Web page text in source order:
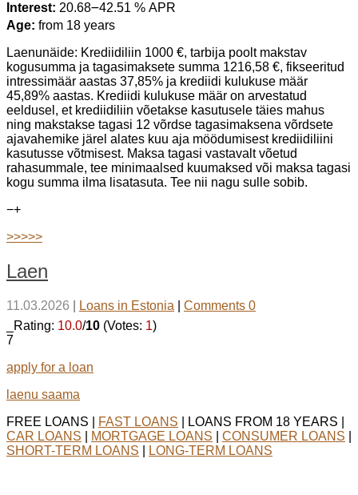
Interest: 20.68౼42.51 % APR
Age: from 18 years
Laenunäide: Krediidiliin 1000 €, tarbija poolt makstav
kogusumma ja tagasimaksete summa 1216,58 €, fikseeritud
intressimäär aastas 37,85% ja krediidi kulukuse määr
45,89% aastas. Krediidi kulukuse määr on arvestatud
eeldusel, et krediidiliin võetakse kasutusele täies mahus
ning makstakse tagasi 12 võrdse tagasimaksena võrdsete
ajavahemike järel alates kuu aja möödumisest krediidiliini
kasutusse võtmisest. Maksa tagasi vastavalt võetud
rahasummale, tee minimaalsed kuumaksed või maksa tagasi
kogu summa ilma lisatasuta. Tee nii nagu sulle sobib.
−+
>>>>>
Laen
11.03.2026 Loans in Estonia
Comments 0
_Rating: 10.0/10 (Votes: 1)
7
apply for a loan
laenu saama
FREE LOANS |
FAST LOANS | LOANS FROM 18 YEARS |
CAR LOANS
MORTGAGE LOANS CONSUMER LOANS
SHORT-TERM LOANS
LONG-TERM LOANS